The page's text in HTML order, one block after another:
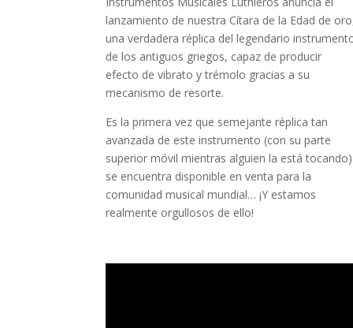
lanzamiento de nuestra Cítara de la Edad de
una verdadera réplica del legendario
de los antiguos griegos, capaz de producir
efecto de vibrato y trémolo gracias a su
mecanismo de resorte.
Es la primera vez que semejante réplica tan
avanzada de este instrumento (con su parte
superior móvil mientras alguien la está tocando)
se encuentra disponible en venta para la
comunidad musical mundial… ¡Y estamos
realmente orgullosos de ello!